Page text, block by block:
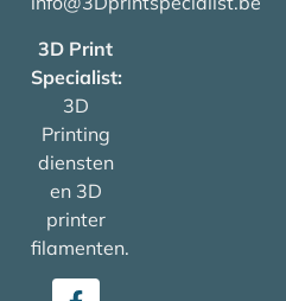
3D Print
Specialist:
3D
Printing
diensten
en 3D
printer
filamenten.